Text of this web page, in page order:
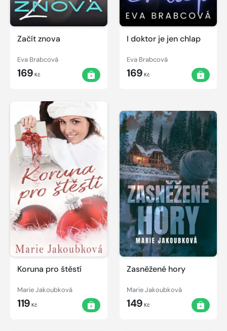
Začít znova
Eva Brabcová
169 Kč
I doktor je jen chlap
Eva Brabcová
169 Kč
Koruna pro štěstí
Marie Jakoubková
119 Kč
Zasněžené hory
Marie Jakoubková
149 Kč